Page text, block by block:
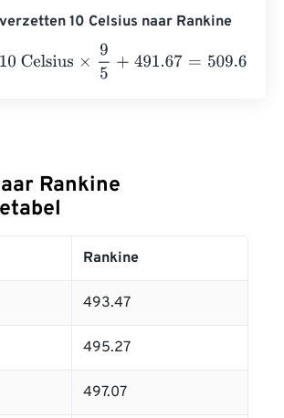
10 Celsius naar Rankine
× 9 491.67 = 509.67 Rankine
Rankine
Rankine
493.47
495.27
497.07